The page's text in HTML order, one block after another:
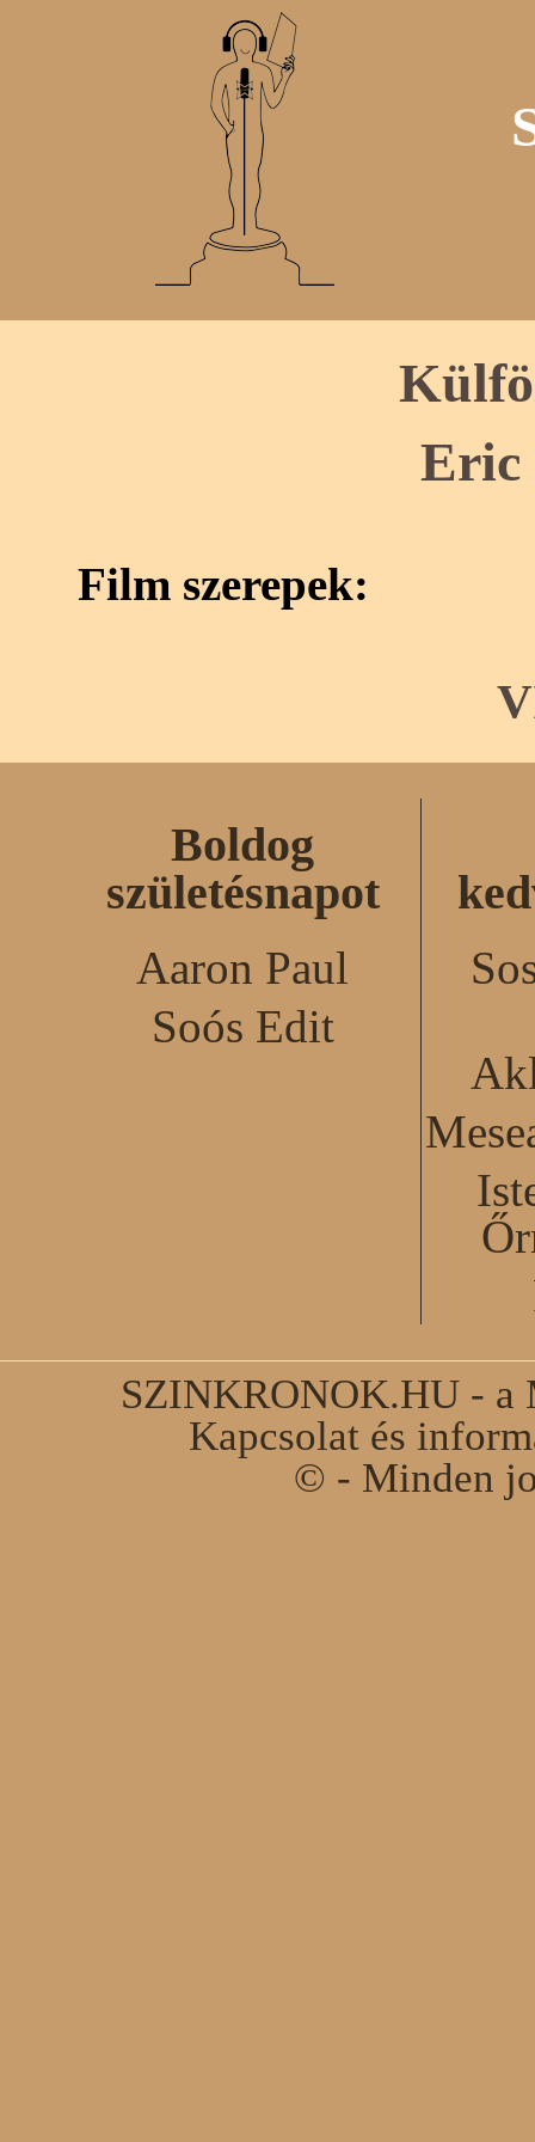
Eric
Film szerepek:
Boldog
születésnapot
Aaron Paul
Soós Edit
SZINKRONOK.HU - a
Kapcsolat és
© - Minden